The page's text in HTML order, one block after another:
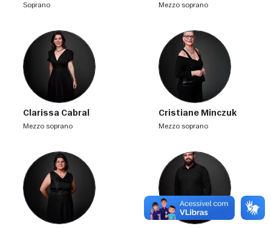
soprano mezzo soprano
Clarissa Cabral
mezzo soprano
Cristiane Minczuk
mezzo soprano